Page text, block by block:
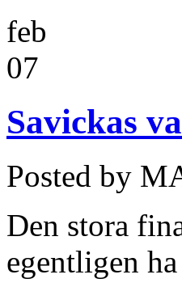
feb
07
Savickas
Posted by
Den stora
egentligen